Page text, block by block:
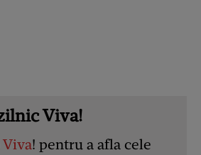
Viva!
Viva! pentru a afla cele